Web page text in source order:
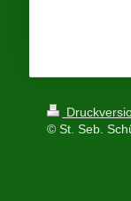
© St. Seb.